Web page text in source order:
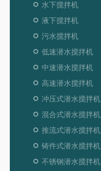
水下搅拌机
液下搅拌机
污水搅拌机
低速潜水搅拌机
中速潜水搅拌机
高速潜水搅拌机
冲压式潜水搅拌机
混合式潜水搅拌机
推流式潜水搅拌机
铸件式潜水搅拌机
不锈钢潜水搅拌机